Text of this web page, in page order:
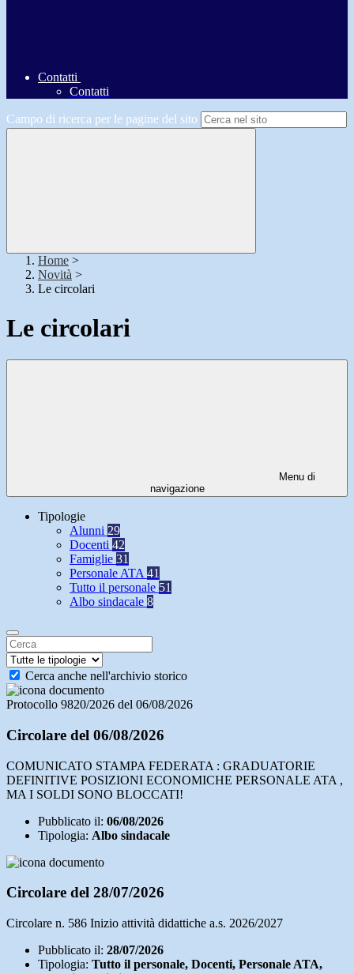
Contatti
Contatti
Campo di ricerca per le pagine del sito
Home >
Novità >
Le circolari
Le circolari
Menu di
navigazione
Tipologie
Alunni 29
Docenti 42
Famiglie 31
Personale ATA 41
Tutto il personale 51
Albo sindacale 8
Cerca anche nell'archivio storico
Protocollo 9820/2026 del 06/08/2026
Circolare del 06/08/2026
COMUNICATO STAMPA FEDERATA : GRADUATORIE
DEFINITIVE POSIZIONI ECONOMICHE PERSONALE ATA ,
MA I SOLDI SONO BLOCCATI!
Pubblicato il: 06/08/2026
Tipologia: Albo sindacale
Circolare del 28/07/2026
Circolare n. 586 Inizio attività didattiche a.s. 2026/2027
Pubblicato il: 28/07/2026
Tipologia: Tutto il personale, Docenti, Personale ATA,